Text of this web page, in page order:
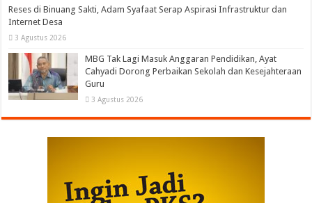
Reses di Binuang Sakti, Adam Syafaat Serap Aspirasi Infrastruktur dan
Internet Desa
3 Agustus 2026
MBG Tak Lagi Masuk Anggaran Pendidikan, Ayat
Cahyadi Dorong Perbaikan Sekolah dan Kesejahteraan
Guru
3 Agustus 2026